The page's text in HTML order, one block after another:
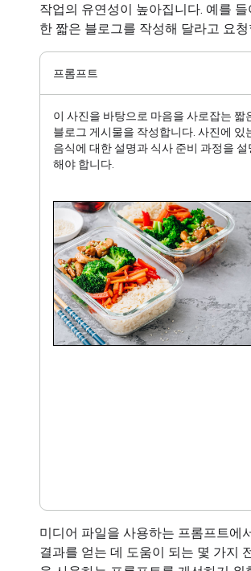
작업의 유연성이 높아집니다. 예를
한 짧은 블로그를 작성해 달라고 요
프롬프트
이 사진을 바탕으로 마음을 사로잡는 짧
블로그 게시물을 작성합니다. 사진에 있
음식에 대한 설명과 식사 준비 과정을 설
해야 합니다.
미디어 파일을 사용하는 프롬프트에
결과를 얻는 데 도움이 되는 몇 가지